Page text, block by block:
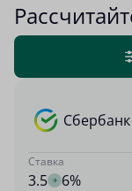
Сбербанк
Ставка
3.5 6%